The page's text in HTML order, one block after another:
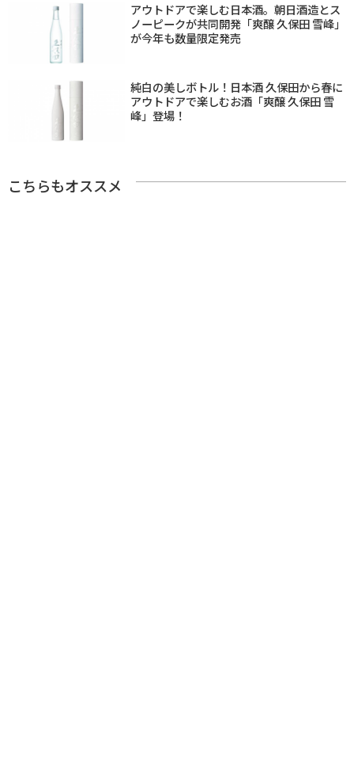
アウトドアで楽しむ日本酒。朝日酒造とス
ノーピークが共同開発「爽醸 久保田 雪峰」
が今年も数量限定発売
純白の美しボトル！日本酒 久保田から春に
アウトドアで楽しむお酒「爽醸 久保田 雪
峰」登場！
こちらもオススメ